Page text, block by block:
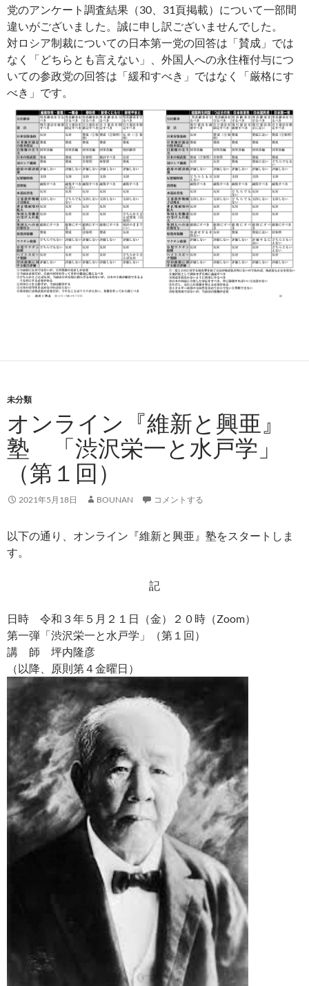
党のアンケート調査結果（30、31頁掲載）について一部間
違いがございました。誠に申し訳ございませんでした。
対ロシア制裁についての日本第一党の回答は「賛成」では
なく「どちらとも言えない」、外国人への永住権付与につ
いての参政党の回答は「緩和すべき」ではなく「厳格にす
べき」です。
未分類
オンライン『維新と興亜』
塾 「渋沢栄一と水戸学」
（第１回）
2021年5月18日 BOUNAN コメントする
以下の通り、オンライン『維新と興亜』塾をスタートしま
す。
記
日時 令和３年５月２１日（金）２０時（Zoom）
第一弾「渋沢栄一と水戸学」（第１回）
講 師 坪内隆彦
（以降、原則第４金曜日）